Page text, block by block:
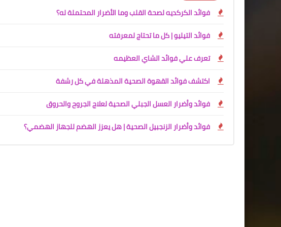
فوائد الكركديه لصحة القلب وما الأضرار المحتملة له؟
فوائد التيليو | كل ما تحتاج لمعرفته
تعرف علي فوائد الشاي العظيمه
اكتشف فوائد القهوة الصحية المذهلة في كل رشفة
فوائد وأضرار العسل الجبلي الصحية لعلاج الجروح والحروق
فوائد وأضرار الزنجبيل الصحية | هل يعزز الهضم للجهاز الهضمي؟